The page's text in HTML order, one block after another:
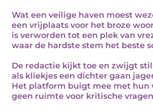
Wat een veilige haven moest
een vrijplaats voor het broze
is verworden tot een plek van
waar de hardste stem het beste
De redactie kijkt toe en zwijgt
als kliekjes een dichter gaan
Het platform buigt mee met hun
geen ruimte voor kritische